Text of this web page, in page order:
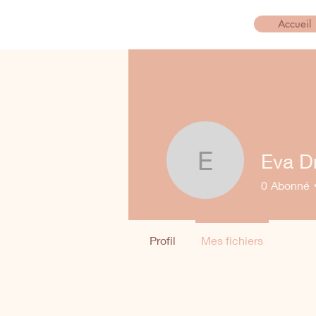
Accueil
Eva Eva
0 Abonné
Profil Mes fichiers